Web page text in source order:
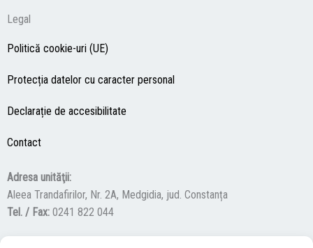
Legal
Politică cookie-uri (UE)
Protecția datelor cu caracter personal
Declarație de accesibilitate
Contact
Adresa unităţii:
Aleea Trandafirilor, Nr. 2A, Medgidia, jud. Constanța
Tel. / Fax: 0241 822 044